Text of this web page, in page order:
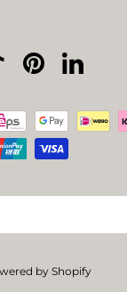
PinterestLinkedIn
by Shopify